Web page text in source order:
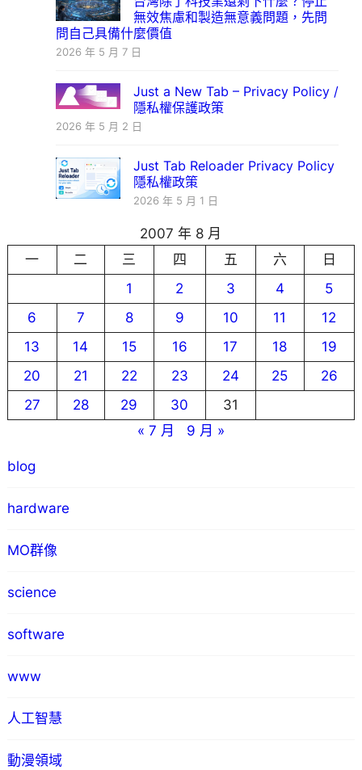
無效焦慮和製造無意義問題，先問
問自己具備什麼價值
2026 年 5 月 7 日
Just a New Tab – Privacy Policy /
隱私權保護政策
2026 年 5 月 2 日
Just Tab Reloader Privacy Policy
隱私權政策
2026 年 5 月 1 日
2007 年 8 月
一
二 三 四 五 六
日
1
2 3 4
5
6
7 8 9 10 11
12
13
14 15 16 17 18
19
20
21 22 23 24 25
26
27
28 29 30
31
« 7 月
9 月 »
blog
hardware
MO群像
science
software
www
人工智慧
動漫領域